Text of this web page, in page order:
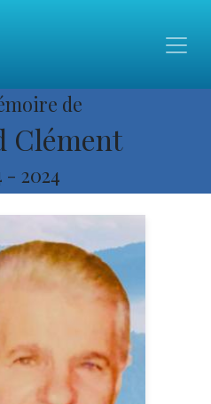
de
Clément
- 2024